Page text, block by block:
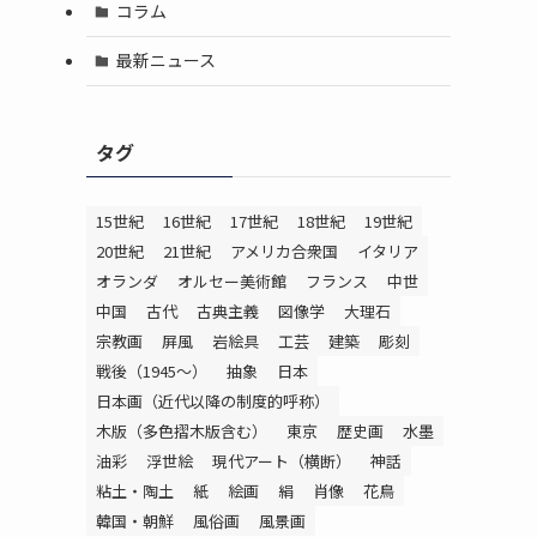
コラム
最新ニュース
タグ
15世紀 16世紀 17世紀 18世紀
19世紀
20世紀
21世紀 アメリカ合衆国
イタリア
オランダ
オルセー美術館 フランス
中世
中国
古代 古典主義 図像学
大理石
宗教画
屛風 岩絵具 工芸 建築
彫刻
戦後（1945〜）
抽象
日本
日本画（近代以降の制度的呼称）
木版（多色摺木版含む）
東京 歴史画
水墨
油彩
浮世絵 現代アート（横断）
神話
粘土・陶土
紙 絵画 絹 肖像
花鳥
韓国・朝鮮
風俗画 風景画